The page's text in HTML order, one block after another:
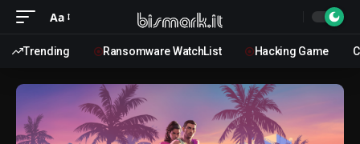
Aa
Trending Ransomware WatchList Hacking Game